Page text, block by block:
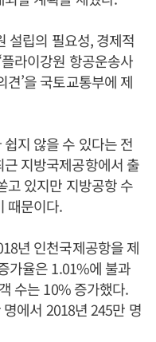
설립의 필요성, 경제적
라이강원 항공운송사
’을 국토교통부에 제
지 않을 수 있다는 전
지방국제공항에서 출
고 있지만 지방공항 수
때문이다.
년 인천국제공항을 제
가율은 1.01%에 불과
수는 10% 증가했다.
에서 2018년 245만 명